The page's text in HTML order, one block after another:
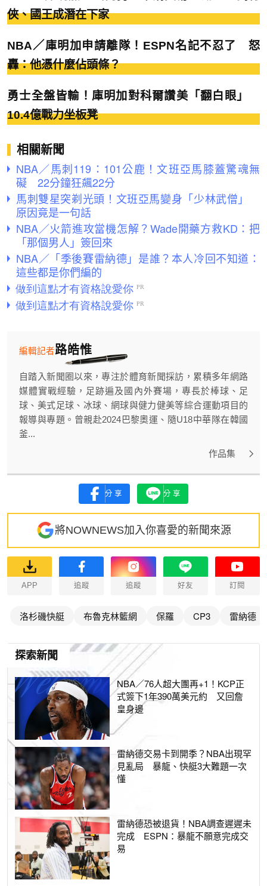
俠、國王成潛在下家
NBA／庫明加申請離隊！ESPN名記不忍了 怒
轟：他憑什麼佔頭條？
勇士全盤皆輸！庫明加對科爾讚美「翻白眼」
10.4億戰力坐板凳
相關新聞
NBA／馬刺119：101公鹿！文班亞馬膝蓋驚魂無
礙 22分鐘狂飆22分
馬刺雙星突剃光頭！文班亞馬變身「少林武僧」
原因竟是一句話
NBA／火箭進攻當機怎解？Wade開藥方救KD：把
「那個男人」簽回來
NBA／「季後賽雷納德」是誰？本人冷回不知道：
這些都是你們編的
路皓惟
編輯記者
自踏入新聞圈以來，專注於體育新聞採訪，累積多年網路
媒體實戰經驗，足跡遍及國內外賽場，專長於棒球、足
球、美式足球、冰球、網球與健力健美等綜合運動項目的
報導與專題。曾親赴2024巴黎奧運、隨U18中華隊在韓國
釜...
作品集
分享 分享
將NOWNEWS加入你喜愛的新聞來源
APP 追蹤 追蹤 好友 訂閱
洛杉磯快艇 布魯克林籃網 保羅 CP3 雷納德
探索新聞
NBA／76人超大團再+1！KCP正
式簽下1年390萬美元約 又回詹
皇身邊
雷納德交易卡到開季？NBA出現罕
見亂局 暴龍、快艇3大難題一次
懂
雷納德恐被退貨！NBA調查遲遲未
完成 ESPN：暴龍不願意完成交
易